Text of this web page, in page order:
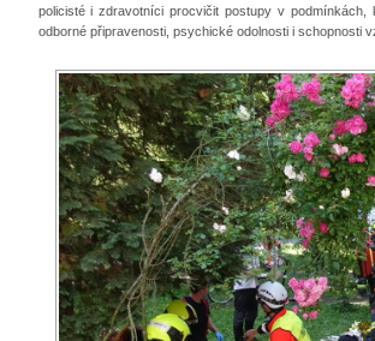
policisté i zdravotníci procvičit postupy v
odborné připravenosti, psychické odolnosti i schopnosti